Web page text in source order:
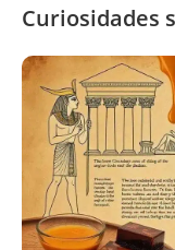
Curiosidades